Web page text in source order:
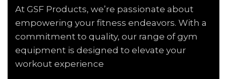
At GSF Products, we’re passionate about
empowering your fitness endeavors. With a
commitment to quality, our range of gym
equipment is designed to elevate your
workout experience